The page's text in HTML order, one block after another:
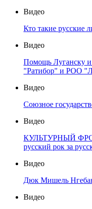
Видео
Кто такие русские
Видео
Помощь Луганску
"Ратибор" и РОО
Видео
Союзное
Видео
КУЛЬТУРНЫЙ
русский рок за
Видео
Дюк Мишель
Видео